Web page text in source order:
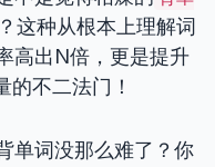
这种从根本上理解词
高出N倍，更是提升
的不二法门！
单词没那么难了？你